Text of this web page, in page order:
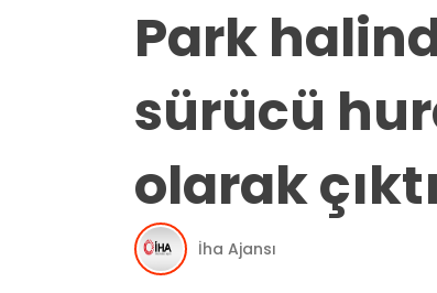
Park
sürücü
olarak çıktı
İha Ajansı